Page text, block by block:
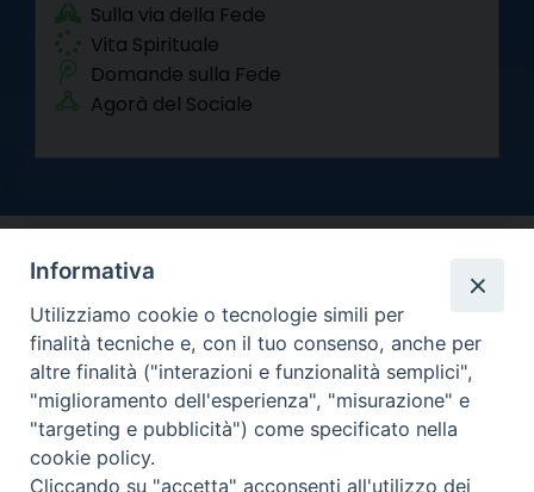
Sulla via della Fede
Vita Spirituale
Domande sulla Fede
Agorà del Sociale
Arcidiocesi di Torino
Curia metropolitana
Via dell'Arcivescovado 12 - 10121 Torino
Centralino tel. 011.51.56.300
Informativa
Utilizziamo cookie o tecnologie simili per
finalità tecniche e, con il tuo consenso, anche per
altre finalità ("interazioni e funzionalità semplici",
"miglioramento dell'esperienza", "misurazione" e
"targeting e pubblicità") come specificato nella
cookie policy.
Cliccando su "accetta" acconsenti all'utilizzo dei